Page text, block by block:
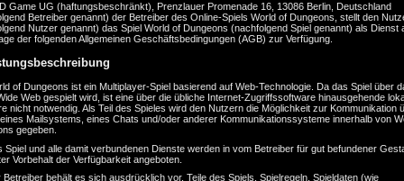
Game UG (haftungsbeschränkt), Prenzlauer Promenade 16, 13086 Berlin, Deutschland
Betreiber genannt) der Betreiber des Online-Spiels World of Dungeons, stellt den
Nutzer genannt) das Spiel World of Dungeons (nachfolgend Spiel genannt) als Dienst
der folgenden Allgemeinen Geschäftsbedingungen (AGB) zur Verfügung.
of Dungeons ist ein Multiplayer-Spiel basierend auf Web-Technologie. Da das Spiel über
Web gespielt wird, ist eine über die übliche Internet-Zugriffssoftware hinausgehende
nicht notwendig. Als Teil des Spieles wird den Nutzern die Möglichkeit zur Kommunikation
Mailsystems, eines Chats und/oder anderer Kommunikationssysteme innerhalb von
gegeben.
Spiel und alle damit verbundenen Dienste werden in vom Betreiber für gut befundener
Vorbehalt der Verfügbarkeit angeboten.
Betreiber behält es sich ausdrücklich vor, Teile des Spiels, Spielregeln, Spieldaten (wie